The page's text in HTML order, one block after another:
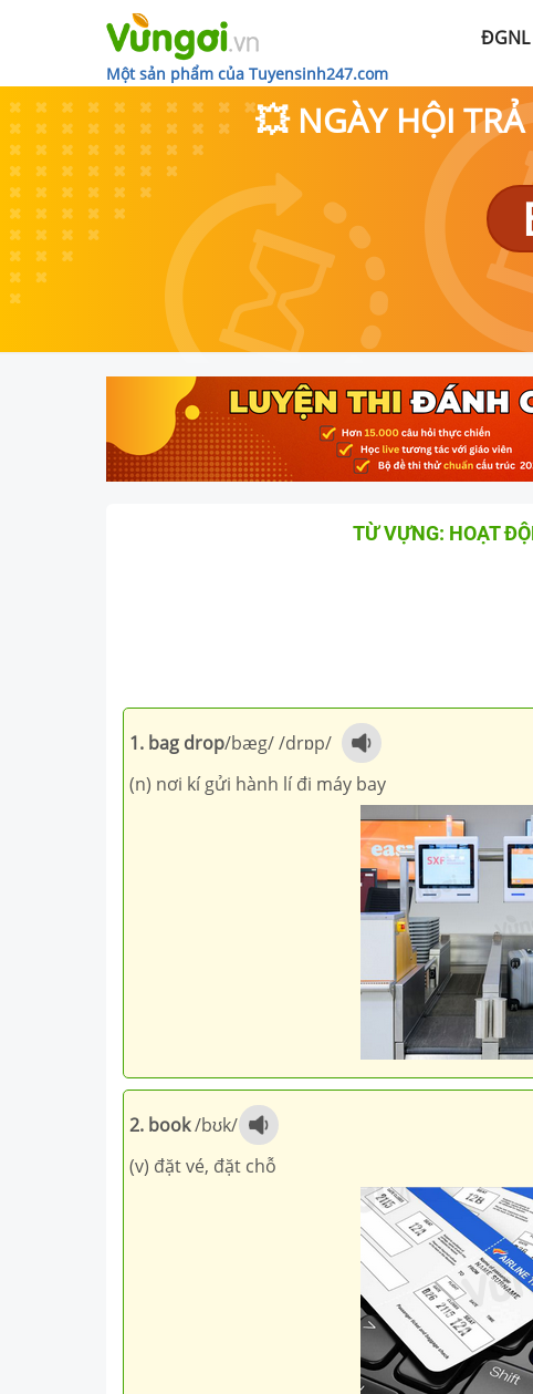
Một sản phẩm của Tuyensinh247.com
💥 NGÀY HỘI
TỪ VỰNG: HOẠT
1. bag drop/bæg/ /drɒp/
(n) nơi kí gửi hành lí đi máy bay
2. book/bʊk/
(v) đặt vé, đặt chỗ